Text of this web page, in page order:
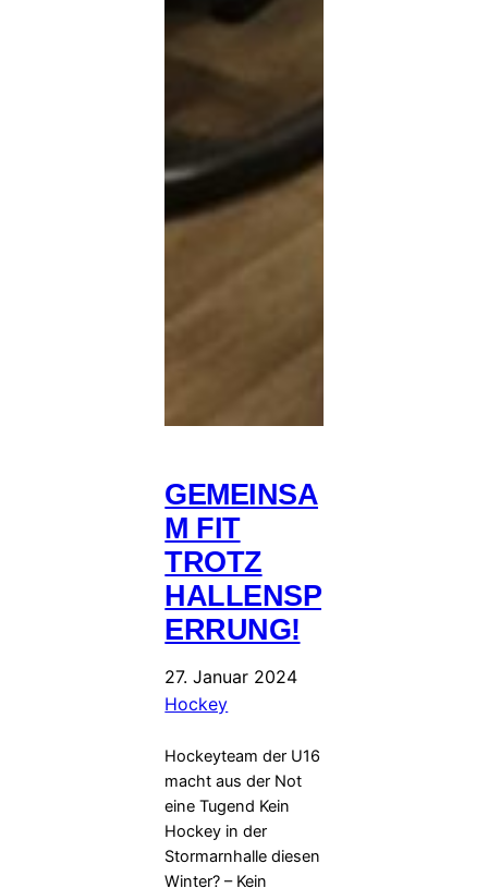
GEMEINSA
M FIT
TROTZ
HALLENSP
ERRUNG!
27. Januar 2024
Hockey
Hockeyteam der U16
macht aus der Not
eine Tugend Kein
Hockey in der
Stormarnhalle diesen
Winter? – Kein